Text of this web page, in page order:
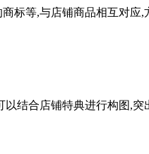
标等,与店铺商品相互对应,
结合店铺特典进行构图,突